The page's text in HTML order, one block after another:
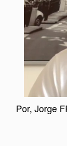
Por, Jorge